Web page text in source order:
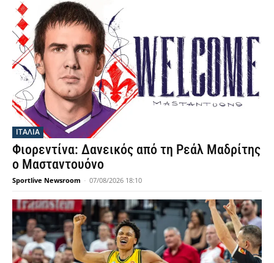
ΙΤΑΛΙΑ
Φιορεντίνα: Δανεικός από τη Ρεάλ Μαδρίτης
ο Μασταντουόνο
Sportlive Newsroom - 07/08/2026 18:10